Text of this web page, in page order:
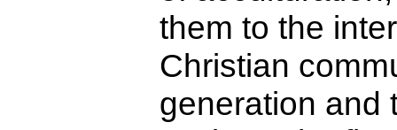
them to the
Christian
generation and